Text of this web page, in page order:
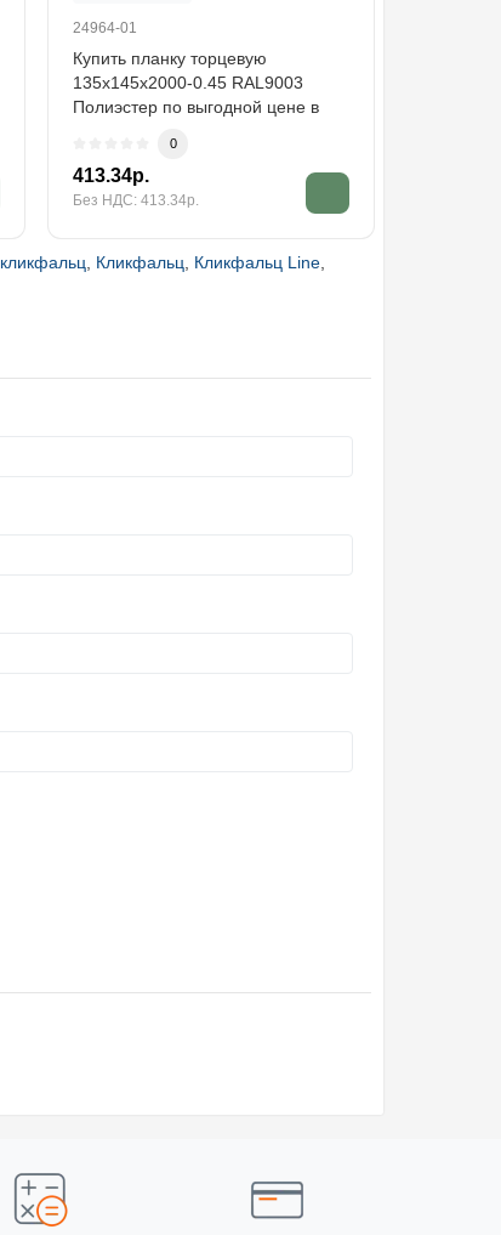
24964-01
Купить планку торцевую
135х145х2000-0.45 RAL9003
Полиэстер по выгодной цене в
0
413.34р.
Без НДС: 413.34р.
кликфальц Кликфальц Кликфальц Line